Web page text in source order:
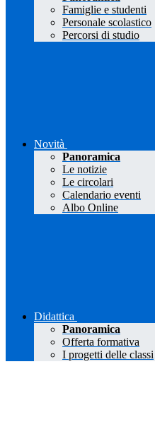
Famiglie e studenti
Personale scolastico
Percorsi di studio
Novità
Panoramica
Le notizie
Le circolari
Calendario eventi
Albo Online
Didattica
Panoramica
Offerta formativa
I progetti delle classi